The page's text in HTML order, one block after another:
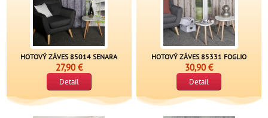
HOTOVÝ ZÁVES 85014 SENARA
27,90 €
Detail
HOTOVÝ ZÁVES 85331 FOGLIO
30,90 €
Detail